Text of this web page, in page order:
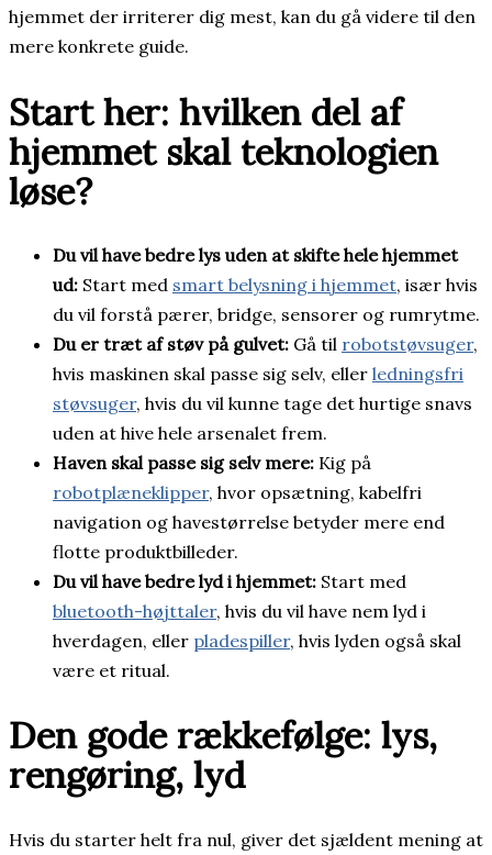
hjemmet der irriterer dig mest, kan du gå videre til den
mere konkrete guide.
Start her: hvilken del af
hjemmet skal teknologien
løse?
Du vil have bedre lys uden at skifte hele hjemmet
ud: Start med smart belysning i hjemmet, især hvis
du vil forstå pærer, bridge, sensorer og rumrytme.
Du er træt af støv på gulvet: Gå til robotstøvsuger,
hvis maskinen skal passe sig selv, eller ledningsfri
støvsuger, hvis du vil kunne tage det hurtige snavs
uden at hive hele arsenalet frem.
Haven skal passe sig selv mere: Kig på
robotplæneklipper, hvor opsætning, kabelfri
navigation og havestørrelse betyder mere end
flotte produktbilleder.
Du vil have bedre lyd i hjemmet: Start med
bluetooth-højttaler, hvis du vil have nem lyd i
hverdagen, eller pladespiller, hvis lyden også skal
være et ritual.
Den gode rækkefølge: lys,
rengøring, lyd
Hvis du starter helt fra nul, giver det sjældent mening at